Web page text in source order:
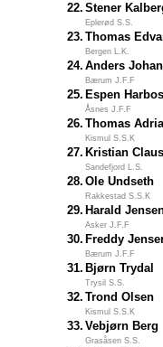
22. Stener
Eplerød S.S.
23. Thomas
Bergen L.K.
24. Anders
Bærum J.F.F
25. Espen
Åsnes J.F.F
26. Thomas
Kismul S.S.K
27. Kristian
Sandefjord L.S.
28. Ole Undseth
Rakkestad S.S.K
29. Harald
Asker J.F.F
30. Freddy
Bærum J.F.F
31. Bjørn Trydal
Trysil S.S.
32. Trond Olsen
Kismul S.S.K
33. Vebjørn Berg
Grasåsen S.S.